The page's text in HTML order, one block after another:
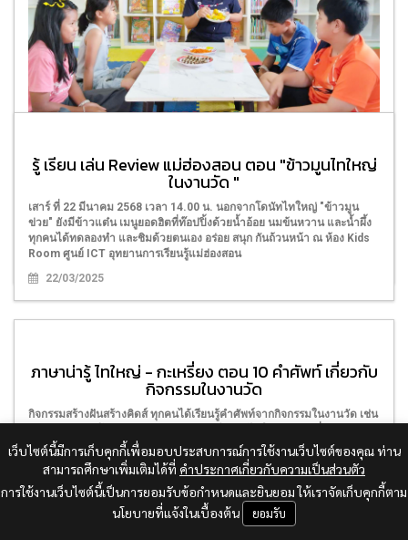
ไม้ฤดูร้อน
เสาร์ ที่ 19 เมษายน 2568 เวลา 14.00 น. ศูนย์ ICT อุทยานการเรียนรู้
แม่ฮ่องสอน จัดกิจกรรมสร้างฝันสร้างคิดส์ เรียนรู้คำศัพท์จากผลไม้ฤดูร้อน
พร้อมออกเสียงคำศัพท์ภาษาไทใหญ่ - กะเหรี่ยง และร่วมทำน้ำผลไม้ คลาย
ร้อน สดชื่นกันทุกคน ณ ห้อง Kids Room
19/04/2025
รู้ เรียน เล่น Review แม่ฮ่องสอน ตอน "ข้าวมูนไทใหญ่
ในงานวัด "
เสาร์ ที่ 22 มีนาคม 2568 เวลา 14.00 น. นอกจากโดนัทไทใหญ่ "ข้าวมูน
ข่วย" ยังมีข้าวแต๋น เมนูยอดฮิตที่ท๊อปปิ้งด้วยน้ำอ้อย นมข้นหวาน และน้ำผึ้ง
ทุกคนได้ทดลองทำ และชิมด้วยตนเอง อร่อย สนุก กันถ้วนหน้า ณ ห้อง Kids
Room ศูนย์ ICT อุทยานการเรียนรู้แม่ฮ่องสอน
22/03/2025
ภาษาน่ารู้ ไทใหญ่ - กะเหรี่ยง ตอน 10 คำศัพท์ เกี่ยวกับ
กิจกรรมในงานวัด
กิจกรรมสร้างฝันสร้างคิดส์ ทุกคนได้เรียนรู้คำศัพท์จากกิจกรรมในงานวัด เช่น
เกมสอยดาวทายศัพท์ เด็ก ๆ สนุกสนานกับกิจกรรม ณ ห้อง Kids Room ศูนย์
ICT อุทยานการเรียนรู้แม่ฮ่องสอน
15/03/2025
เว็บไซต์นี้มีการเก็บคุกกี้เพื่อมอบประสบการณ์การใช้งานเว็บไซต์ของคุณ ท่าน
สามารถศึกษาเพิ่มเติมได้ที่ คำประกาศเกี่ยวกับความเป็นส่วนตัว
การใช้งานเว็บไซต์นี้เป็นการยอมรับข้อกำหนดและยินยอม ให้เราจัดเก็บคุกกี้ตาม
นโยบายที่แจ้งในเบื้องต้น
ยอมรับ